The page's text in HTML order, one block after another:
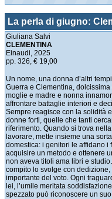
La perla di giugno:
Giuliana Salvi
CLEMENTINA
Einaudi, 2025
pp. 326, € 19,00
Un nome, una donna d’altri
Guerra e Clementina,
moglie e madre e nonna
affrontare battaglie interiori e
Sempre reagisce con la solidità
donne forti, quelle che tanti
riferimento. Quando si trova
lavorare, mette insieme una
domestica: i genitori le affidano i
acquisire un metodo e ottenere
non aveva titoli ama libri e
compito lo svolge con
importante del voto. Ogni
lei, l’umile meritata
spezzato può riconoscere un suo